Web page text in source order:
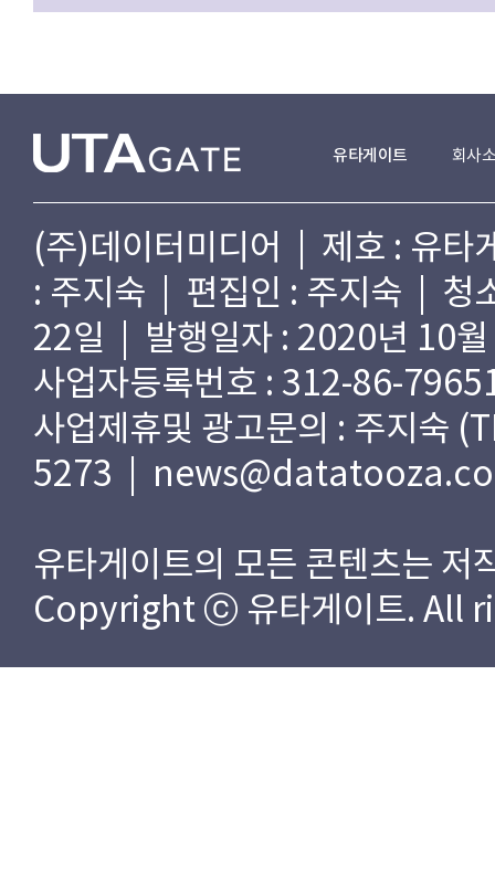
유타게이트 회사
(주)데이터미디어 | 제호 : 유
: 주지숙 | 편집인 : 주지숙 | 청
22일 | 발행일자 : 2020년 10
사업자등록번호 : 312-86-
사업제휴및 광고문의 : 주지숙
5273 |
유타게이트의 모든 콘텐츠는 저
Copyright ⓒ 유타게이트. All